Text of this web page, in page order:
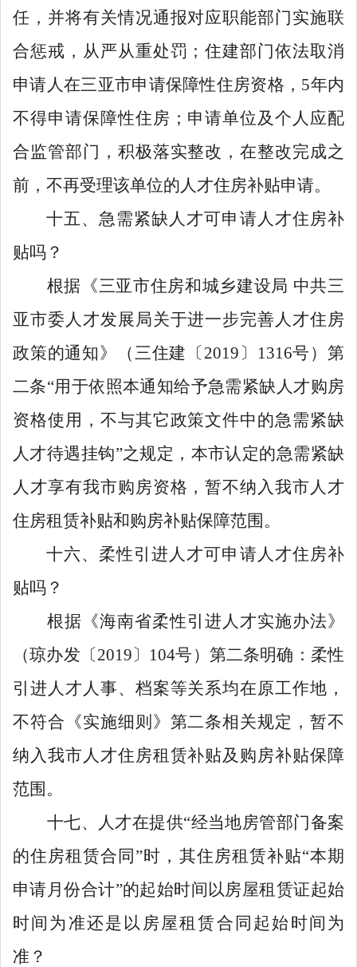
任，并将有关情况通报对应职能部门实施联
合惩戒，从严从重处罚；住建部门依法取消
申请人在三亚市申请保障性住房资格， 5年内
不得申请保障性住房； 申请单位及个人应配
合监管部门，积极落实整改，在整改完成之
前，不再受理该单位的人才住房补贴申请。
十五、急需紧缺人才可申请人才住房补
贴吗？
根据《三亚市住房和城乡建设局 中共三
亚市委人才发展局关于进一步完善人才住房
政策的通知》（三住建〔 2019 〕 1316号）第
二条“用于依照本通知给予急需紧缺人才购房
资格使用，不与其它政策文件中的急需紧缺
人才待遇挂钩”之规定，本市认定的急需紧缺
人才享有我市购房资格，暂不纳入我市人才
住房租赁补贴和购房补贴保障范围。
十六、柔性引进人才可申请人才住房补
贴吗？
根据《海南省柔性引进人才实施办法》
（琼办发〔2019〕 104号）第二条明确：柔性
引进人才人事、档案等关系均在原工作地，
不符合《实施细则》第二条相关规定，暂不
纳入我市人才住房租赁补贴及购房补贴保障
范围。
十七、人才在提供“经当地房管部门备案
的住房租赁合同 ”时，其住房租赁补贴“本期
申请月份合计”的起始时间以房屋租赁证起始
时间为准还是以房屋租赁合同起始时间为
准？